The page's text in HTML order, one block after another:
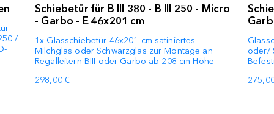
/
Schiebetür für B III 380 - B III 250 - Micro
- Garbo - E 46x201 cm
1x Glasschiebetür 46x201 cm satiniertes
Milchglas oder Schwarzglas zur Montage an
Regalleitern BIII oder Garbo ab 208 cm Höhe
298,00 €
oder/